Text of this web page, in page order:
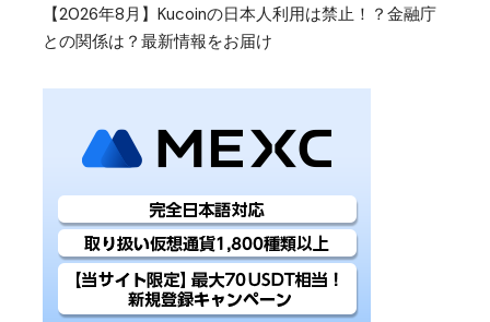
【2026年8月】Kucoinの日本人利用は禁止！？金融庁
との関係は？最新情報をお届け